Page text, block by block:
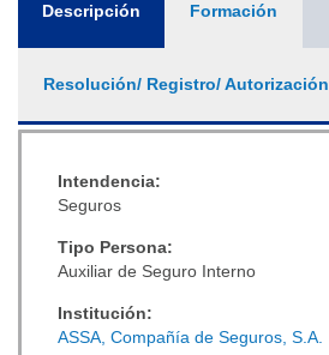
Descripción (solapaFormación
Resolución/ Registro/ Autorización
Intendencia:
Seguros
Tipo Persona:
Auxiliar de Seguro Interno
Institución:
ASSA, Compañía de Seguros, S.A.